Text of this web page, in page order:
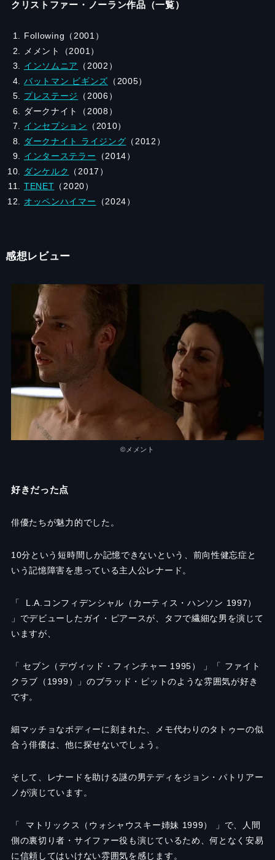
クリストファー・ノーラン作品（一覧）
Following（2001）
メメント（2001）
インソムニア
（2002）
バットマン ビギンズ （2005）
プレステージ
（2006）
ダークナイト（2008）
インセプション
（2010）
ダークナイト ライジング （2012）
インターステラー （2014）
ダンケルク
（2017）
TENET （2020）
オッペンハイマー （2024）
感想レビュー
©メメント
好きだった点
俳優たちが魅力的でした。
10分という短時間しか記憶できないという、前向性健忘症と
いう記憶障害を患っている主人公レナード。
「 L.A. コンフィデンシャル（カーティス・ハンソン 1997）
」でデビューしたガイ・ピアースが、タフで繊細な男を演じて
いますが、
「 セブン（デヴィッド・フィンチャー 1995）
」「 ファイト
クラブ（1999）
」のブラッド・ピットのような雰囲気が好き
です。
細マッチョなボディーに刻まれた、メモ代わりのタトゥーの似
合う俳優は、他に探せないでしょう。
そして、レナードを助ける謎の男テディをジョン・パトリアー
ノが演じています。
「 マトリックス（ウォシャウスキー姉妹 1999） 」で、人間
側の裏切り者・サイファー役も演じているため、何となく安易
に信頼してはいけない雰囲気を感じます。